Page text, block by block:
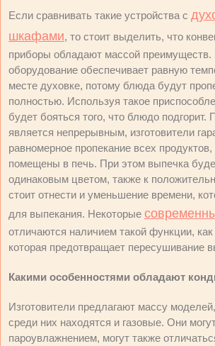
Если сравнивать такие устройства с
шкафами, то стоит выделить, что
приборы обладают массой преимуществ.
оборудование обеспечивает равную
месте духовке, потому блюда будут
полностью. Используя такое
будет бояться того, что блюдо подгорит.
является непрерывным, изготовители
равномерное пропекание всех
помещены в печь. При этом выпечка
одинаковым цветом, также к
стоит отнести и уменьшение времени,
для выпекания. Некоторые
отличаются наличием такой функции,
которая предотвращает пересушивание
Какими особенностями обладают
Изготовители предлагают массу
среди них находятся и газовые. Они
пароувлажнением, могут также